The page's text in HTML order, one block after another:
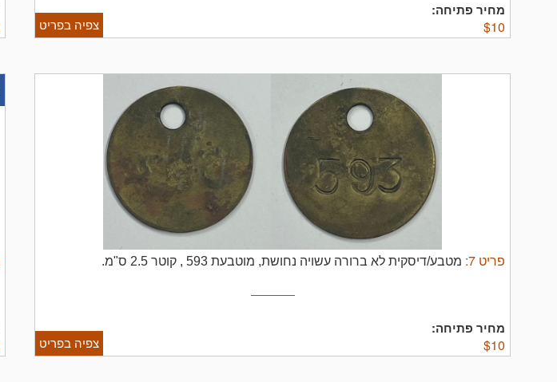
מחיר פתיחה:
$10 צפיה בפריט
פריט 7
: מטבע/דיסקית לא ברורה עשויה נחושת, מוטבעת 593 , קוטר 2.5 ס"מ.
מחיר פתיחה:
$10 צפיה בפריט